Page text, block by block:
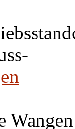
Wangen